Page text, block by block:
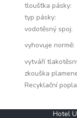
tloušťka pásky:
typ pásky:
vodotěsný spoj:
vyhovuje normě:
vytváří
zkouška
Recyklační
Hotel